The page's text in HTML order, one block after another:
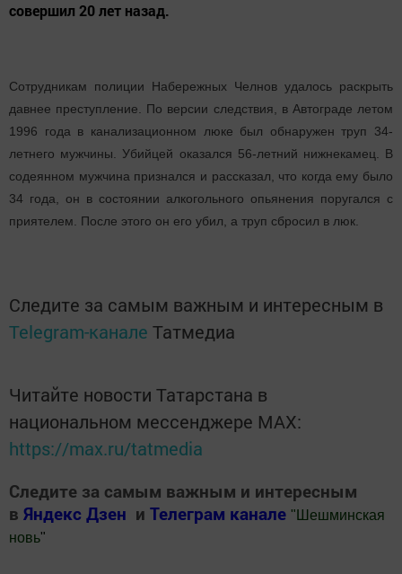
совершил 20 лет назад.
Сотрудникам полиции Набережных Челнов удалось раскрыть
давнее преступление. По версии следствия, в Автограде летом
1996 года в канализационном люке был обнаружен труп 34-
летнего мужчины. Убийцей оказался 56-летний нижнекамец. В
содеянном мужчина признался и рассказал, что когда ему было
34 года, он в состоянии алкогольного опьянения поругался с
приятелем. После этого он его убил, а труп сбросил в люк.
Следите за самым важным и интересным в
Telegram-канале Татмедиа
Читайте новости Татарстана в
национальном мессенджере MАХ:
https://max.ru/tatmedia
Следите за самым важным и интересным
в Яндекс Дзен и Телеграм канале " Шешминская
новь"